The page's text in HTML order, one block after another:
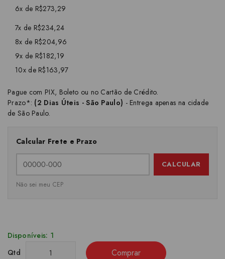
6x de R$273,29
7x de R$234,24
8x de R$204,96
9x de R$182,19
10x de R$163,97
Pague com PIX, Boleto ou no Cartão de Crédito.
Prazo*: (2 Dias Úteis - São Paulo) - Entrega apenas na cidade
de São Paulo.
Calcular Frete e Prazo
CALCULAR
Não sei meu CEP
Disponíveis: 1
Qtd
Comprar